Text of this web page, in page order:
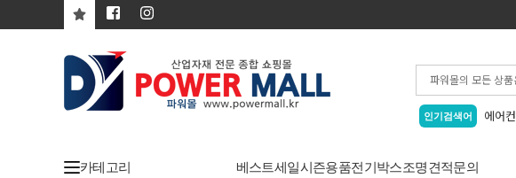
인기검색어 에어컨
카테고리 베스트세일시즌용품전기박스조명견적문의